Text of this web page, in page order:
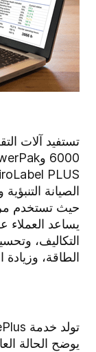
حيث تستخدم
يساعد
التكاليف،
الطاقة، وزيادة
يوضح الحالة